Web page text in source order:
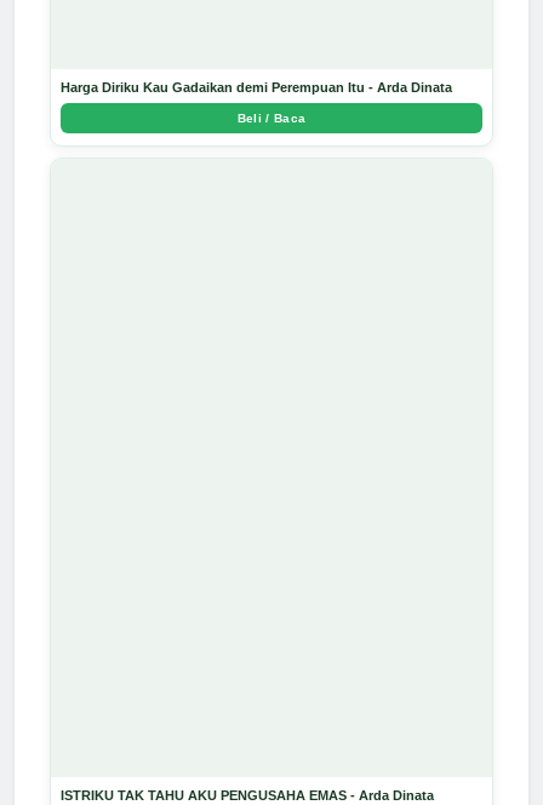
Harga Diriku Kau Gadaikan demi Perempuan Itu - Arda Dinata
Beli / Baca
ISTRIKU TAK TAHU AKU PENGUSAHA EMAS - Arda Dinata